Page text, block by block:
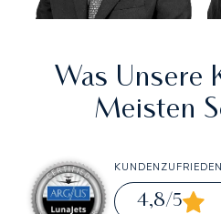
Was Unsere
Meisten
4,8/5